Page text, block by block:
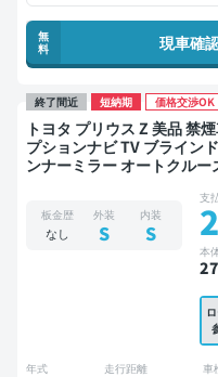
無
料
現車確
終了間近 短納期 価格交渉OK
トヨタ プリウス Z 美品 禁煙車 整備記録簿あり メーカーオ
プションナビ TV ブライン
ンナーミラー オートクル
板金歴
なし
外装
S
内装
S
支
本
年式 走行距離 車